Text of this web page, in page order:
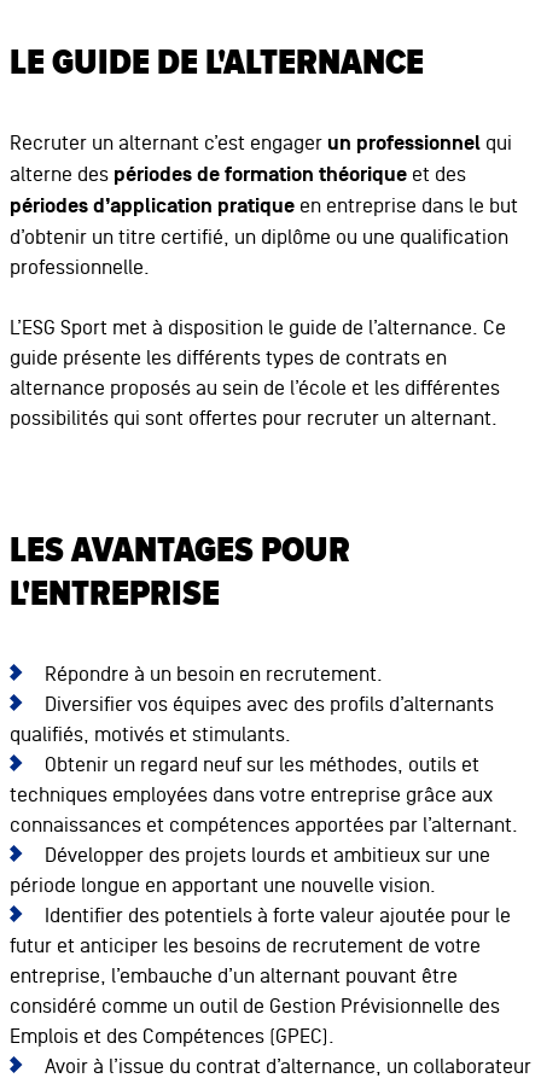
LE GUIDE DE L'ALTERNANCE
Recruter un alternant c’est engager un professionnelqui
alterne des périodes de formation théoriqueet des
périodes d’application pratiqueen entreprise dans le but
d’obtenir un titre certifié, un diplôme ou une qualification
professionnelle.
L’ESG Sport met à disposition le guide de l’alternance. Ce
guide présente les différents types de contrats en
alternance proposés au sein de l’école et les différentes
possibilités qui sont offertes pour recruter un alternant.
LES AVANTAGES POUR
L'ENTREPRISE
Répondre à un besoin en recrutement.
Diversifier vos équipes avec des profils d’alternants
qualifiés, motivés et stimulants.
Obtenir un regard neuf sur les méthodes, outils et
techniques employées dans votre entreprise grâce aux
connaissances et compétences apportées par l’alternant.
Développer des projets lourds et ambitieux sur une
période longue en apportant une nouvelle vision.
Identifier des potentiels à forte valeur ajoutée pour le
futur et anticiper les besoins de recrutement de votre
entreprise, l’embauche d’un alternant pouvant être
considéré comme un outil de Gestion Prévisionnelle des
Emplois et des Compétences (GPEC).
Avoir à l’issue du contrat d’alternance, un collaborateur